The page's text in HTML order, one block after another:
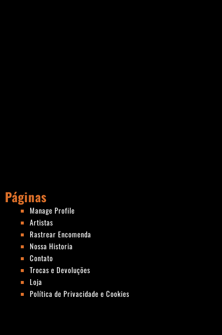
Páginas
Manage Profile
Artistas
Rastrear Encomenda
Nossa Historia
Contato
Trocas e Devoluções
Loja
Política de Privacidade e Cookies